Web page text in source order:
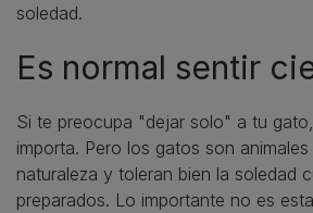
soledad.
Es normal sentir
Si te preocupa "dejar solo" a tu
importa. Pero los gatos son
naturaleza y toleran bien la soledad
preparados. Lo importante no es